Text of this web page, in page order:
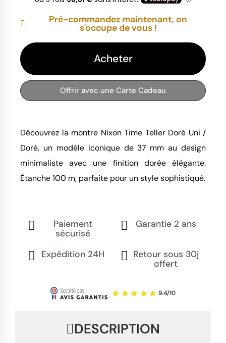
Pré-commandez maintenant, on
s'occupe de vous !
Acheter
Offrir avec une Carte Cadeau
Découvrez la montre Nixon Time Teller Doré Uni /
Doré, un modèle iconique de 37 mm au design
minimaliste avec une finition dorée élégante.
Étanche 100 m, parfaite pour un style sophistiqué.
Paiement
sécurisé
Garantie 2 ans
Expédition 24H
Retour sous 30j
offert
DESCRIPTION